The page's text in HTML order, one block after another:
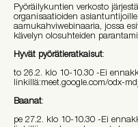
Pyöräilykuntien verkosto
organisaatioiden
aamukahviwebinaaria, jossa
kävelyn olosuhteiden
Hyvät pyörätieratkaisut:
to 26.2. klo 10-10.30 -Ei
linkillä:meet.google.com/odx-
Baanat:
pe 27.2. klo 10-10.30 -Ei